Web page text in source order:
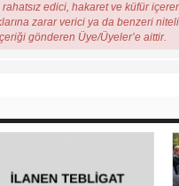
edici, hakaret ve küfür
zarar verici ya da benzeri
gönderen Üye/Üyeler’e aittir.